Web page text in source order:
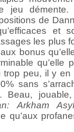
jeu démente.
de
et
les plus
bonus
qu’elle
trop peu, il y en
sans
Beau,
Arkham
qu’aux